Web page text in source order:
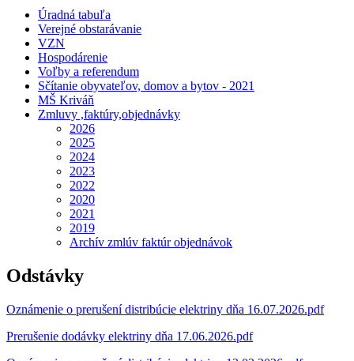
Úradná tabuľa
Verejné obstarávanie
VZN
Hospodárenie
Voľby a referendum
Sčítanie obyvateľov, domov a bytov - 2021
MŠ Kriváň
Zmluvy ,faktúry,objednávky
2026
2025
2024
2023
2022
2020
2021
2019
Archív zmlúv faktúr objednávok
Odstávky
Oznámenie o prerušení distribúcie elektriny dňa 16.07.2026.pdf
Prerušenie dodávky elektriny dňa 17.06.2026.pdf